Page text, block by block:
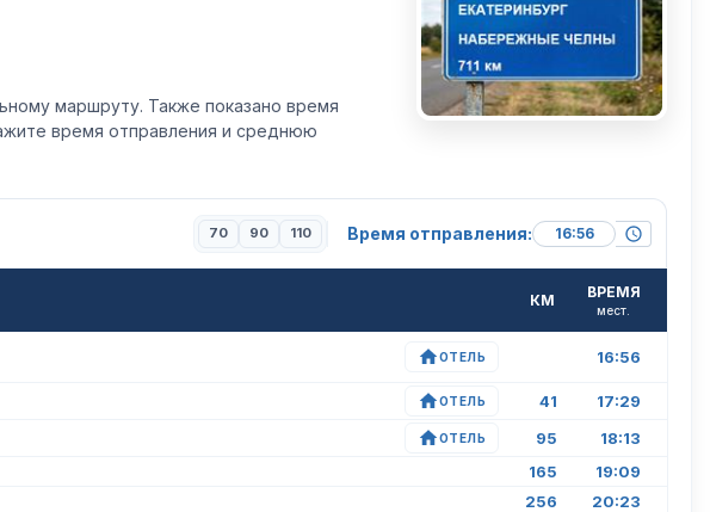
маршруту. Также показано время
время отправления и среднюю
70 90 110 Время отправления:
КМ ВРЕМЯ
мест.
ОТЕЛЬ 16:56
ОТЕЛЬ 41 17:29
ОТЕЛЬ 95 18:13
165 19:09
256 20:23